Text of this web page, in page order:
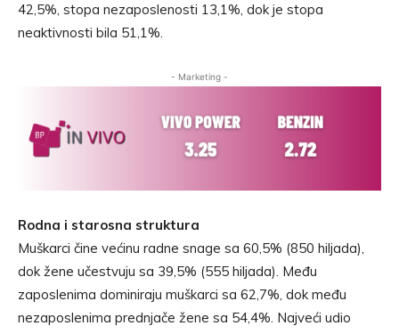
42,5%, stopa nezaposlenosti 13,1%, dok je stopa
neaktivnosti bila 51,1%.
- Marketing -
Rodna i starosna struktura
Muškarci čine većinu radne snage sa 60,5% (850 hiljada),
dok žene učestvuju sa 39,5% (555 hiljada). Među
zaposlenima dominiraju muškarci sa 62,7%, dok među
nezaposlenima prednjače žene sa 54,4%. Najveći udio